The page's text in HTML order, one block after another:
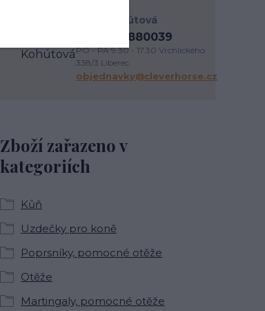
Zboží zařazeno v
kategoriích
Kůň
Uzdečky pro koně
Poprsníky, pomocné otěže
Otěže
Martingaly, pomocné otěže
Anna Kohútová
+420737880039
PO - PÁ 9.30 - 17.30 Vrchlického
338/3 Liberec
objednavky@cleverhorse.cz